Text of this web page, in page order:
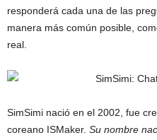
responderá cada una de las
manera más común posible,
real.
SimSimi nació en el 2002, fue
coreano ISMaker. Su nombre